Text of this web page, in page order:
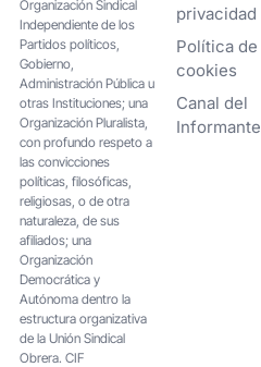
Organización Sindical
Independiente de los
Partidos políticos,
Gobierno,
Administración Pública u
otras Instituciones; una
Organización Pluralista,
con profundo respeto a
las convicciones
políticas, filosóficas,
religiosas, o de otra
naturaleza, de sus
afiliados; una
Organización
Democrática y
Autónoma dentro la
estructura organizativa
de la Unión Sindical
Obrera. CIF
privacidad
Política de
cookies
Canal del
Informante